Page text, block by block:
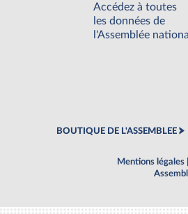
Accédez à toutes
les données de
l'Assemblée
BOUTIQUE DE L'ASSEMBLEE
Mentions légales